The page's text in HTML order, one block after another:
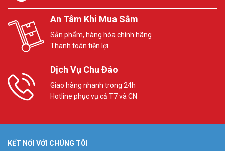
An Tâm Khi Mua Sắm
Sản phẩm, hàng hóa chính hãng
Thanh toán tiện lợi
Dịch Vụ Chu Đáo
Giao hàng nhanh trong 24h
Hotline phục vụ cả T7 và CN
KẾT NỐI VỚI CHÚNG TÔI